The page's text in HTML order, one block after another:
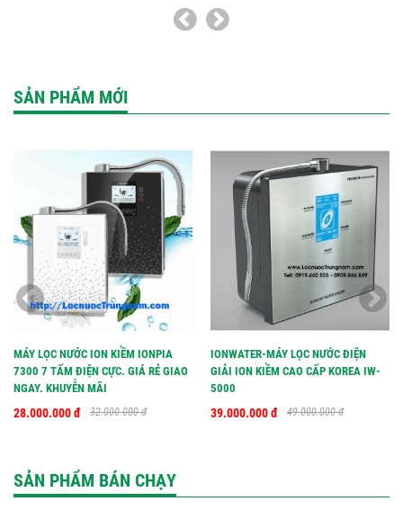
SẢN PHẨM MỚI
MÁY LỌC NƯỚC ION KIỀM IONPIA
7300 7 TẤM ĐIỆN CỰC. GIÁ RẺ GIAO
NGAY. KHUYỄN MÃI
28.000.000 đ 32.000.000 đ
IONWATER-MÁY LỌC NƯỚC ĐIỆN
GIẢI ION KIỀM CAO CẤP KOREA IW-
5000
39.000.000 đ 49.000.000 đ
SẢN PHẨM BÁN CHẠY